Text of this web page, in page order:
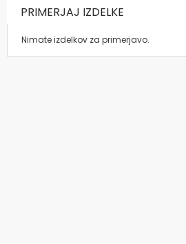
PRIMERJAJ IZDELKE
Nimate izdelkov za primerjavo.